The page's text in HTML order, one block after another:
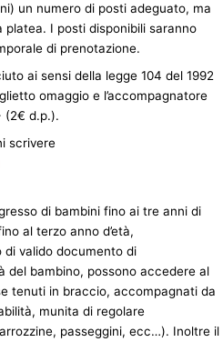
un numero di posti adeguato, ma
I posti disponibili saranno
di prenotazione.
ai sensi della legge 104 del 1992
omaggio e l’accompagnatore
(2€ d.p.).
scrivere
di bambini fino ai tre anni di
al terzo anno d’età,
di valido documento di
del bambino, possono accedere al
tenuti in braccio, accompagnati da
munita di regolare
passeggini, ecc…). Inoltre il